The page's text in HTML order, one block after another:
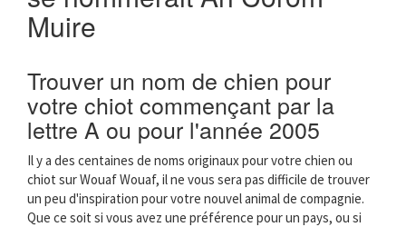
Muire
Trouver un nom de chien pour
votre chiot commençant par la
lettre A ou pour l'année 2005
Il y a des centaines de noms originaux pour votre chien ou
chiot sur Wouaf Wouaf, il ne vous sera pas difficile de trouver
un peu d'inspiration pour votre nouvel animal de compagnie.
Que ce soit si vous avez une préférence pour un pays, ou si